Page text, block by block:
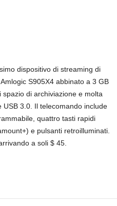
dispositivo di streaming di
S905X4 abbinato a 3 GB
di archiviazione e molta
3.0. Il telecomando include
quattro tasti rapidi
e pulsanti retroilluminati.
a soli $ 45.